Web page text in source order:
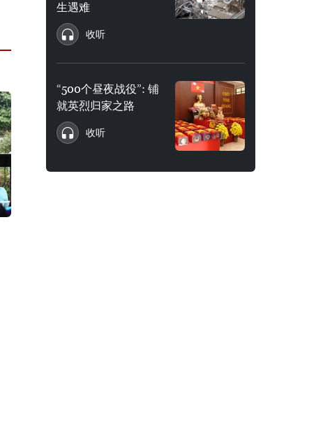
生遇难
收听
“500个昼夜战役”: 铺
就英烈归家之路
收听